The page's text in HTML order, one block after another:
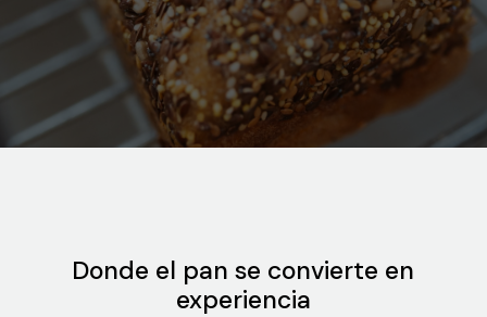
Donde el pan se convierte en
experiencia